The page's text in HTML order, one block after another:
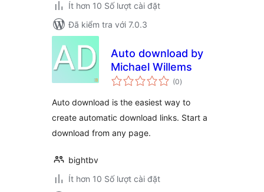
Ít hơn 10 Số lượt cài đặt
Đã kiểm tra với 7.0.3
Auto download by
Michael Willems
(0tổng
đánh
)
Auto download is the easiest way to
create automatic download links. Start a
download from any page.
bightbv
Ít hơn 10 Số lượt cài đặt